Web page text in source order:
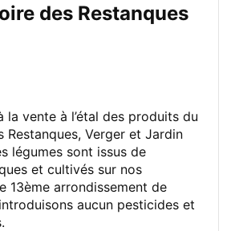
des Restanques
la vente à l’étal des produits du
Restanques, Verger et Jardin
légumes sont issus de
et cultivés sur nos
13ème arrondissement de
aucun pesticides et